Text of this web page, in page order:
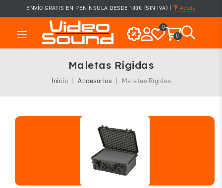
ENVÍO GRATIS EN PENÍNSULA DESDE 100€ (SIN IVA) Ayuda
0
0
Maletas Rígidas
Inicio Accesorios Maletas Rígidas